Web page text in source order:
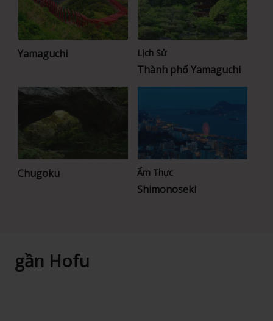
Yamaguchi Lịch Sử
Thành phố Yamaguchi
Chugoku Ẩm Thực
Shimonoseki
gần Hofu